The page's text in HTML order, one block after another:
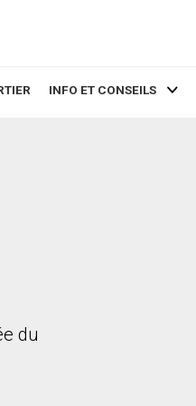
INFO ET CONSEILS
du